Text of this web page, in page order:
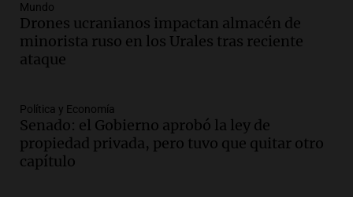
Mundo
Drones ucranianos impactan almacén de
minorista ruso en los Urales tras reciente
ataque
Política y Economía
Senado: el Gobierno aprobó la ley de
propiedad privada, pero tuvo que quitar otro
capítulo